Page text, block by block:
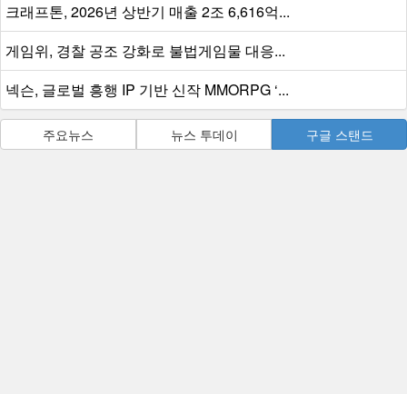
크래프톤, 2026년 상반기 매출 2조 6,616억...
게임위, 경찰 공조 강화로 불법게임물 대응...
넥슨, 글로벌 흥행 IP 기반 신작 MMORPG ‘...
주요뉴스 뉴스 투데이 구글 스탠드